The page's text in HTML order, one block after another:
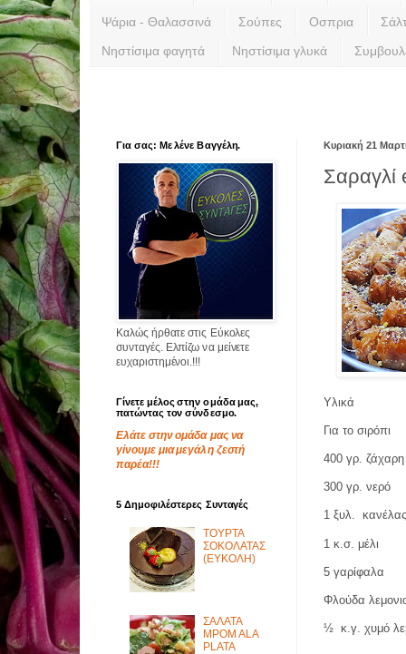
Ψάρια - Θαλασσινά Σούπες Οσπρια
Νηστίσιμα φαγητά Νηστίσιμα γλυκά
Κυριακή 21
Σαραγλί
Υλικά
Για το σιρόπι
400 γρ. ζάχαρη
300 γρ. νερό
1 ξυλ.
1 κ.σ. μέλι
5 γαρίφαλα
Φλούδα
½ κ.γ. χυμό
Για σας: Με λένε Βαγγέλη.
Καλώς ήρθατε στις Εύκολες
συνταγές. Ελπίζω να μείνετε
ευχαριστημένοι.!!!
Γίνετε μέλος στην ομάδα μας,
πατώντας τον σύνδεσμο.
Ελάτε στην ομάδα μας να
γίνουμε μια μεγάλη ζεστή
παρέα!!!
5 Δημοφιλέστερες Συνταγές
ΤΟΥΡΤΑ
ΣΟΚΟΛΑΤΑΣ
(ΕΥΚΟΛΗ)
ΣΑΛΑΤΑ
MPOM ALA
PLATA